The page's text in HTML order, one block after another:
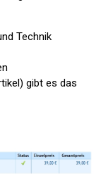
Technik
gibt es das